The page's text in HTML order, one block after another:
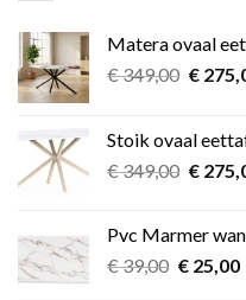
Matera ovaal
€349,00
€
€
Stoik ovaal
€349,00
€
€
Pvc Marmer
€39,00 €25,00